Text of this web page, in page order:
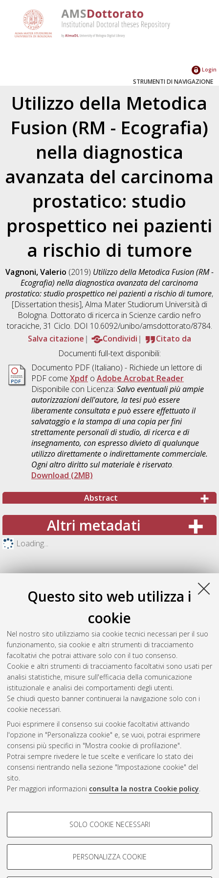
Questo sito web utilizza i
cookie
Nel nostro sito utilizziamo sia cookie tecnici necessari per il suo
funzionamento, sia cookie e altri strumenti di tracciamento
facoltativi che potrai attivare solo con il tuo consenso.
Cookie e altri strumenti di tracciamento facoltativi sono usati per
analisi statistiche, misure sull'efficacia della comunicazione
istituzionale e analisi dei comportamenti degli utenti.
Se chiudi questo banner continuerai la navigazione solo con i
cookie necessari.
Puoi esprimere il consenso sui cookie facoltativi attivando
l'opzione in "Personalizza cookie" e, se vuoi, potrai esprimere
consensi più specifici in "Mostra cookie di profilazione".
Potrai sempre rivedere le tue scelte e verificare lo stato dei
consensi rientrando nella sezione "Impostazione cookie" del
sito.
Per maggiori informazioni consulta la nostra Cookie policy.
COOKIE DI PROFILAZIONE -
Si tratta di cookie utilizzati per analizzare le caratteristiche della
navigazione degli utenti, creare profili in base al loro comportamento
SOLO COOKIE NECESSARI
PERSONALIZZA COOKIE
Login
STRUMENTI DI NAVIGAZIONE
Utilizzo della Metodica
Fusion (RM - Ecografia)
nella diagnostica
avanzata del carcinoma
prostatico: studio
prospettico nei pazienti
a rischio di tumore
Vagnoni, Valerio (2019) Utilizzo della Metodica Fusion (RM -
Ecografia) nella diagnostica avanzata del carcinoma
prostatico: studio prospettico nei pazienti a rischio di tumore,
[Dissertation thesis], Alma Mater Studiorum Università di
Bologna. Dottorato di ricerca in Scienze cardio nefro
toraciche, 31 Ciclo. DOI 10.6092/unibo/amsdottorato/8784.
Salva citazione
Condividi
Citato da
Documenti full-text disponibili:
Documento PDF(Italiano) - Richiede un lettore di
PDF come Xpdfo Adobe Acrobat Reader
Disponibile con Licenza: Salvo eventuali più ampie
autorizzazioni dell'autore, la tesi può essere
liberamente consultata e può essere effettuato il
salvataggio e la stampa di una copia per fini
strettamente personali di studio, di ricerca e di
insegnamento, con espresso divieto di qualunque
utilizzo direttamente o indirettamente commerciale.
Ogni altro diritto sul materiale è riservato.
Download (2MB)
Abstract
Altri metadati
Loading...
Gestione del documento:
Atom
Rss 1.0
Rss 2.0
ISSN: 2038-7946
Impostazioni Cookie
Informativa sulla privacy
Condizioni d’uso del sito